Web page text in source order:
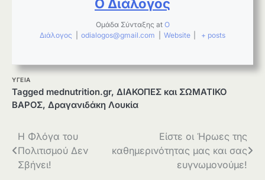
Ο Διάλογος
Ομάδα Σύνταξης at Ο
Διάλογος
odialogos@gmail.com Website + posts
ΥΓΕΙΑ
Tagged mednutrition.gr, ΔΙΑΚΟΠΕΣ και ΣΩΜΑΤΙΚΟ
ΒΑΡΟΣ, Δραγανιδάκη Λουκία
Πλοήγηση
άρθρων
Η Φλόγα του
Πολιτισμού Δεν
Σβήνει!
Είστε οι Ήρωες της
καθημερινότητας μας και σας
ευγνωμονούμε!